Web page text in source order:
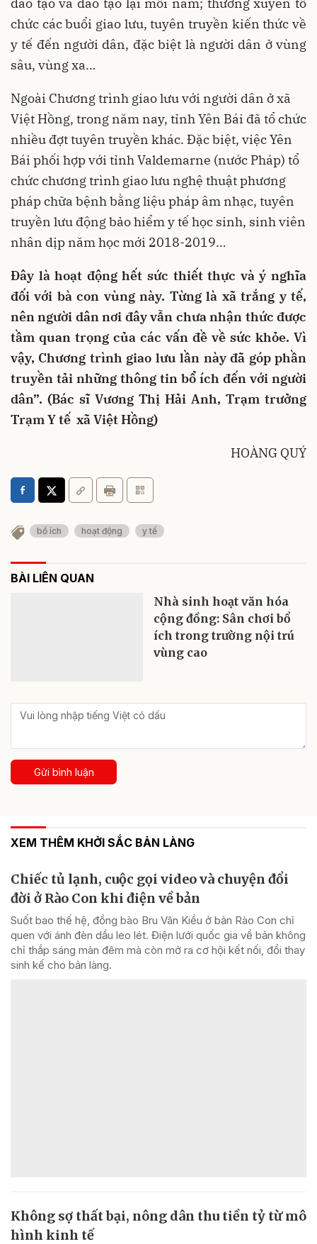
chức các buổi giao lưu, tuyên truyền kiến thức về
y tế đến người dân, đặc biệt là người dân ở vùng
sâu, vùng xa…
Ngoài Chương trình giao lưu với người dân ở xã
Việt Hồng, trong năm nay, tỉnh Yên Bái đã tổ chức
nhiều đợt tuyên truyền khác. Đặc biệt, việc Yên
Bái phối hợp với tỉnh Valdemarne (nước Pháp) tổ
chức chương trình giao lưu nghệ thuật phương
pháp chữa bệnh bằng liệu pháp âm nhạc, tuyên
truyền lưu động bảo hiểm y tế học sinh, sinh viên
nhân dịp năm học mới 2018-2019…
Đây là hoạt động hết sức thiết thực và ý nghĩa
đối với bà con vùng này. Từng là xã trắng y tế,
nên người dân nơi đây vẫn chưa nhận thức được
tầm quan trọng của các vấn đề về sức khỏe. Vì
vậy, Chương trình giao lưu lần này đã góp phần
truyền tải những thông tin bổ ích đến với người
dân”. (Bác sĩ Vương Thị Hải Anh, Trạm trưởng
Trạm Y tế xã Việt Hồng)
HOÀNG QUÝ
bổ ích hoạt động y tế
BÀI LIÊN QUAN
Nhà sinh hoạt văn hóa
cộng đồng: Sân chơi bổ
ích trong trường nội trú
vùng cao
Gửi bình luận
XEM THÊM KHỞI SẮC BẢN LÀNG
Chiếc tủ lạnh, cuộc gọi video và chuyện đổi
đời ở Rào Con khi điện về bản
Suốt bao thế hệ, đồng bào Bru Vân Kiều ở bản Rào Con chỉ
quen với ánh đèn dầu leo lét. Điện lưới quốc gia về bản không
chỉ thắp sáng màn đêm mà còn mở ra cơ hội kết nối, đổi thay
sinh kế cho bản làng.
Không sợ thất bại, nông dân thu tiền tỷ từ mô
hình kinh tế